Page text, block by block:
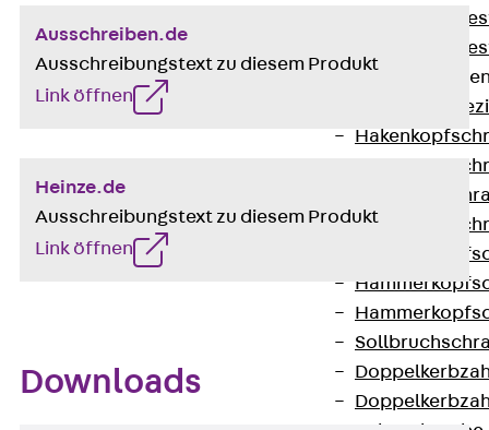
Ausschreiben.de
Ausschreibungstext zu diesem Produkt
Link öffnen
Heinze.de
Ausschreibungstext zu diesem Produkt
Link öffnen
Downloads